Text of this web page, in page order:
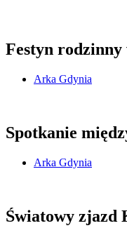
Festyn
Arka Gdynia
Spotkanie
Arka Gdynia
Światowy zjazd